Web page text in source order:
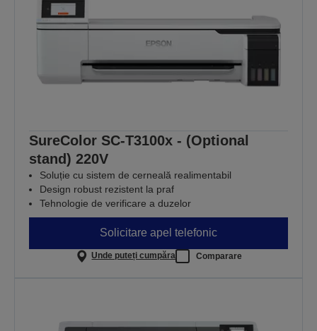
SureColor SC-T3100x - (Optional
stand) 220V
Soluție cu sistem de cerneală realimentabil
Design robust rezistent la praf
Tehnologie de verificare a duzelor
Solicitare apel telefonic
Unde puteți cumpăra Comparare